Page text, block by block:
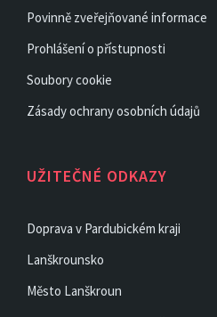
Povinně zveřejňované informace
Prohlášení o přístupnosti
Soubory cookie
Zásady ochrany osobních údajů
UŽITEČNÉ ODKAZY
Doprava v Pardubickém kraji
Lanškrounsko
Město Lanškroun